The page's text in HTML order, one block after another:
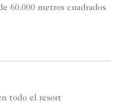
60.000 metros cuadrados
todo el resort